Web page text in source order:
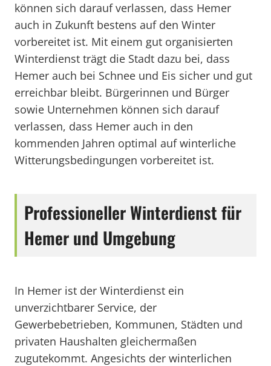
können sich darauf verlassen, dass Hemer
auch in Zukunft bestens auf den Winter
vorbereitet ist. Mit einem gut organisierten
Winterdienst trägt die Stadt dazu bei, dass
Hemer auch bei Schnee und Eis sicher und gut
erreichbar bleibt. Bürgerinnen und Bürger
sowie Unternehmen können sich darauf
verlassen, dass Hemer auch in den
kommenden Jahren optimal auf winterliche
Witterungsbedingungen vorbereitet ist.
Professioneller Winterdienst für
Hemer und Umgebung
In Hemer ist der Winterdienst ein
unverzichtbarer Service, der
Gewerbebetrieben, Kommunen, Städten und
privaten Haushalten gleichermaßen
zugutekommt. Angesichts der winterlichen